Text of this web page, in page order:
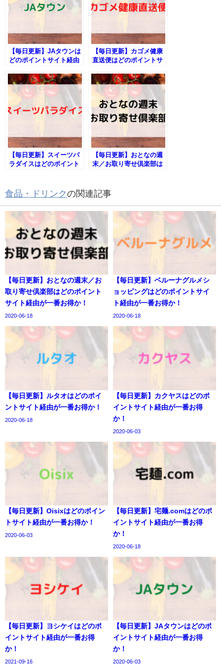
【毎日更新】JAタウンは
どのポイントサイト経由
【毎日更新】カゴメ健康
直送便はどのポイントサ
【毎日更新】スイーツパ
ラダイスはどのポイント
【毎日更新】おとなの週
末／お取り寄せ倶楽部は
食品・ドリンクの関連記事
【毎日更新】おとなの週末／お
取り寄せ倶楽部はどのポイント
サイト経由が一番お得か！
2020-06-18
【毎日更新】ベルーナグルメシ
ョッピングはどのポイントサイ
ト経由が一番お得か！
2020-06-18
【毎日更新】ルタオはどのポイ
ントサイト経由が一番お得か！
2020-06-18
【毎日更新】カクヤスはどのポ
イントサイト経由が一番お得
か！
2020-06-03
【毎日更新】Oisixはどのポイン
トサイト経由が一番お得か！
2020-06-03
【毎日更新】宅麺.comはどのポ
イントサイト経由が一番お得
か！
2020-06-18
【毎日更新】ヨシケイはどのポ
イントサイト経由が一番お得
か！
2021-09-16
【毎日更新】JAタウンはどのポ
イントサイト経由が一番お得
か！
2020-06-03